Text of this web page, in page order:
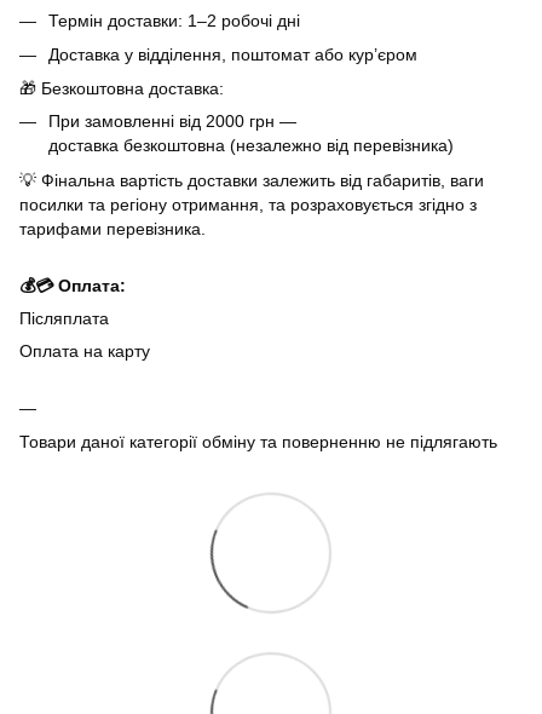
Термін доставки: 1–2 робочі дні
Доставка у відділення, поштомат або кур’єром
🎁 Безкоштовна доставка:
При замовленні від 2000 грн —
доставка безкоштовна (незалежно від перевізника)
💡 Фінальна вартість доставки залежить від габаритів, ваги
посилки та регіону отримання, та розраховується згідно з
тарифами перевізника.
💰💳 Оплата:
Післяплата
Оплата на карту
Товари даної категорії обміну та поверненню не підлягають